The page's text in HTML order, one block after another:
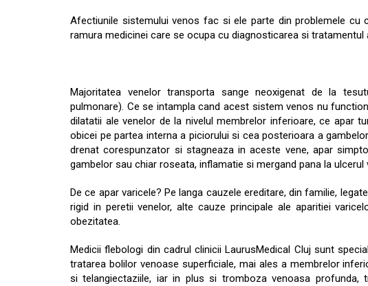
Afectiunile sistemului venos fac si ele parte din problemele cu
ramura medicinei care se ocupa cu diagnosticarea si tratamentul
Majoritatea venelor transporta sange neoxigenat de la
pulmonare). Ce se intampla cand acest sistem venos nu
dilatatii ale venelor de la nivelul membrelor inferioare, ce apar
obicei pe partea interna a piciorului si cea posterioara a
drenat corespunzator si stagneaza in aceste vene, apar
gambelor sau chiar roseata, inflamatie si mergand pana la ulcerul
De ce apar varicele? Pe langa cauzele ereditare, din familie,
rigid in peretii venelor, alte cauze principale ale aparitiei
obezitatea.
Medicii flebologi din cadrul clinicii LaurusMedical Cluj sunt
tratarea bolilor venoase superficiale, mai ales a membrelor
si telangiectaziile, iar in plus si tromboza venoasa profunda,